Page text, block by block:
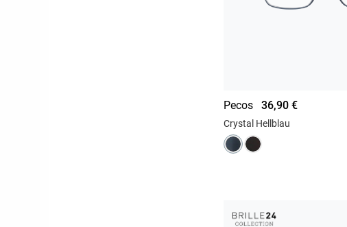
Pecos 36,90 €
Crystal Hellblau